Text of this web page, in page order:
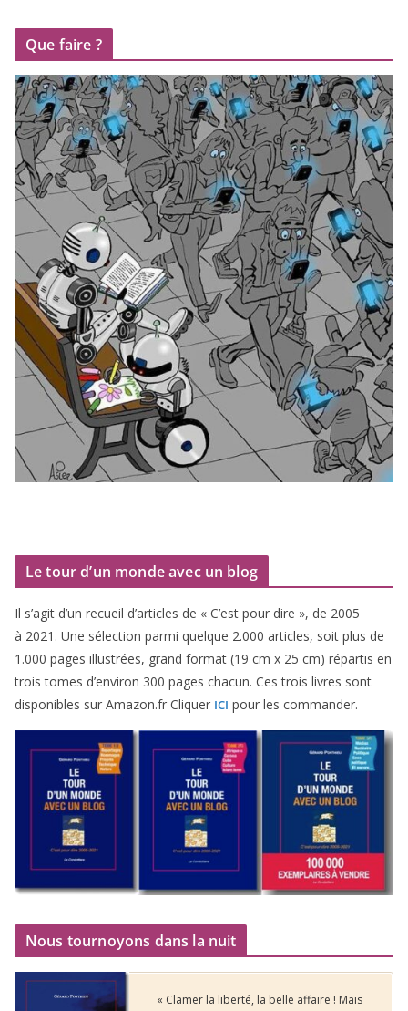
Que faire ?
Le tour d’un monde avec un blog
Il s’agit d’un recueil d’ar­ticles de « C’est pour dire », de 2005
à 2021 . Une sélec­tion par­mi quelque 2.000 articles, soit plus de
1 .000 pages illus­trées, grand for­mat (19 cm x 25 cm) répar­tis en
trois tomes d’environ 300 pages cha­cun. Ces trois livres sont
dis­po­nibles sur Amazon​.fr Cliquer ICI pour les commander.
Nous tournoyons dans la nuit
« Clamer la liberté, la belle affaire ! Mais